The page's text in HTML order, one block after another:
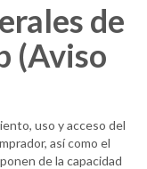
de
(Aviso
uso y acceso del
así como el
de la capacidad